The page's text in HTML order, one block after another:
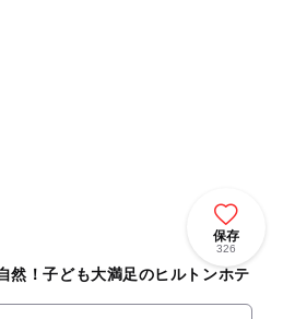
保存
326
然！子ども大満足のヒルトンホテ